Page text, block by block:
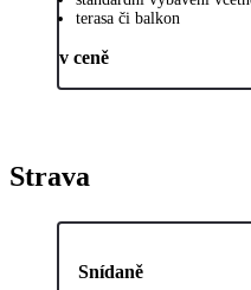
terasa či balkon
v ceně
Strava
Snídaně